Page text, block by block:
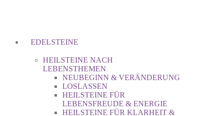
EDELSTEINE
HEILSTEINE NACH
LEBENSTHEMEN
NEUBEGINN & VERÄNDERUNG
LOSLASSEN
HEILSTEINE FÜR
LEBENSFREUDE & ENERGIE
HEILSTEINE FÜR KLARHEIT &